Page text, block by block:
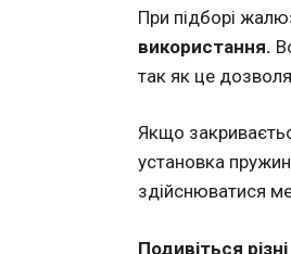
При підборі
використання.
так як це
Якщо
установка
здійснюватися
Подивіться